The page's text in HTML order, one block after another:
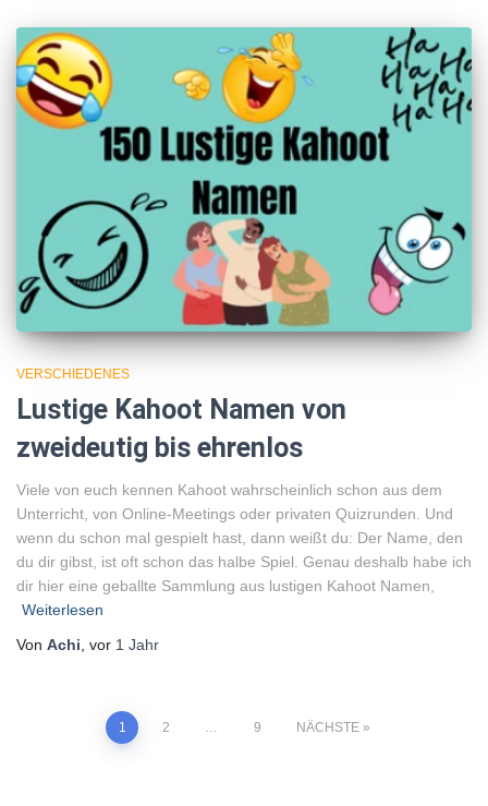
VERSCHIEDENES
Lustige Kahoot Namen von
zweideutig bis ehrenlos
Viele von euch kennen Kahoot wahrscheinlich schon aus dem
Unterricht, von Online-Meetings oder privaten Quizrunden. Und
wenn du schon mal gespielt hast, dann weißt du: Der Name, den
du dir gibst, ist oft schon das halbe Spiel. Genau deshalb habe ich
dir hier eine geballte Sammlung aus lustigen Kahoot Namen,
Weiterlesen
Von Achi , vor 1 Jahr
Seitennummerierung
1 2 … 9 NÄCHSTE